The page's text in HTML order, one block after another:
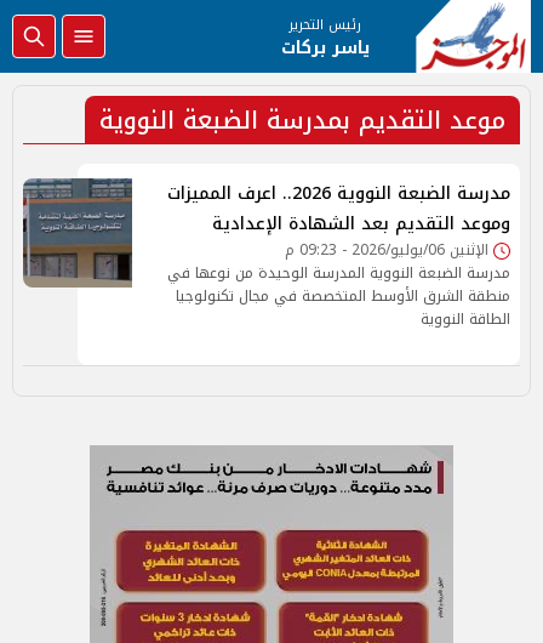
رئيس التحرير
ياسر بركات
موعد التقديم بمدرسة الضبعة النووية
مدرسة الضبعة النووية 2026.. اعرف المميزات
وموعد التقديم بعد الشهادة الإعدادية
الإثنين 06/يوليو/2026 - 09:23 م
مدرسة الضبعة النووية المدرسة الوحيدة من نوعها في
منطقة الشرق الأوسط المتخصصة في مجال تكنولوجيا
الطاقة النووية